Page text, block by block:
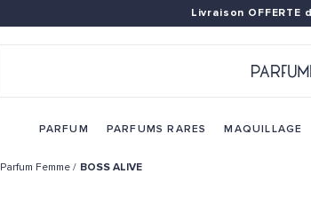
Livraison OFFERTE
PARFUM PARFUMS RARES MAQUILLAGE
Parfum Femme BOSS ALIVE